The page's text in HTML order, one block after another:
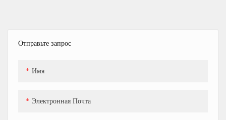
Отправьте запрос
Имя
Электронная Почта
предназначенное для введения
начинок в хлебобулочные
пирожные.